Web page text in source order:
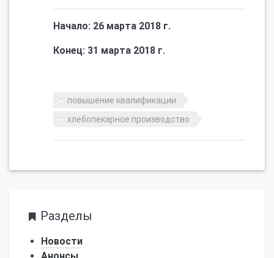
Начало: 26 марта 2018 г.
Конец: 31 марта 2018 г.
повышение квалификации
хлебопекарное производство
Разделы
Новости